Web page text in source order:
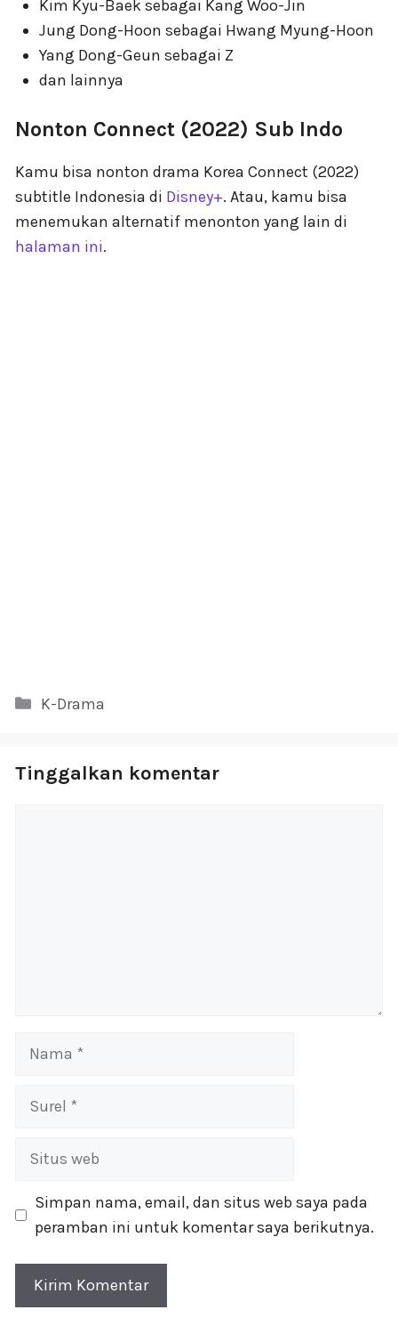
Kim Kyu-Baek sebagai Kang Woo-Jin
Jung Dong-Hoon sebagai Hwang Myung-Hoon
Yang Dong-Geun sebagai Z
dan lainnya
Nonton Connect (2022) Sub Indo
Kamu bisa nonton drama Korea Connect (2022)
subtitle Indonesia di Disney+. Atau, kamu bisa
menemukan alternatif menonton yang lain di
halaman ini.
Kategori
K-Drama
Tinggalkan komentar
Nama
Surel
Situs
Simpan nama, email, dan situs web saya pada
peramban ini untuk komentar saya berikutnya.